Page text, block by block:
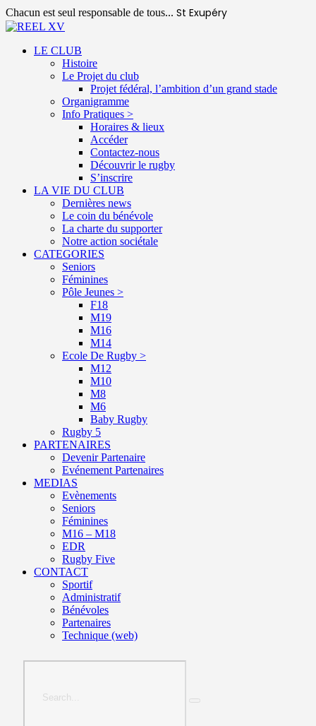
Chacun est seul responsable de tous... St Exupéry
LE CLUB
Histoire
Le Projet du club
Projet fédéral, l’ambition d’un grand stade
Organigramme
Info Pratiques >
Horaires & lieux
Accéder
Contactez-nous
Découvrir le rugby
S’inscrire
LA VIE DU CLUB
Dernières news
Le coin du bénévole
La charte du supporter
Notre action sociétale
CATEGORIES
Seniors
Féminines
Pôle Jeunes >
F18
M19
M16
M14
Ecole De Rugby >
M12
M10
M8
M6
Baby Rugby
Rugby 5
PARTENAIRES
Devenir Partenaire
Evénement Partenaires
MEDIAS
Evènements
Seniors
Féminines
M16 – M18
EDR
Rugby Five
CONTACT
Sportif
Administratif
Bénévoles
Partenaires
Technique (web)